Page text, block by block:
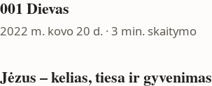
001 Dievas
2022 m. kovo 20 d. · 3 min. skaitymo
Jėzus – kelias, tiesa ir gyvenimas